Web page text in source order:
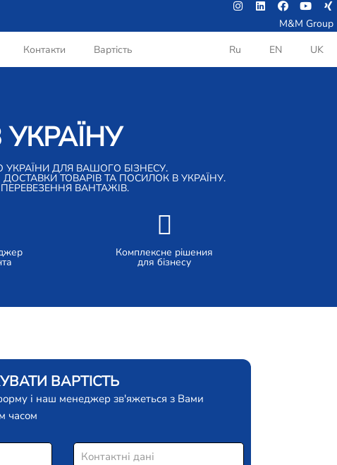
M&M Group
Контакти Вартість UK
EN
Ru
ДЛЯ ВАШОГО БІЗНЕСУ.
ТОВАРІВ ТА ПОСИЛОК В УКРАЇНУ.
ВАНТАЖІВ.
Комплексне рішения
для бізнесу
ВАРТІСТЬ
і наш менеджер зв'яжеться з Вами
часом